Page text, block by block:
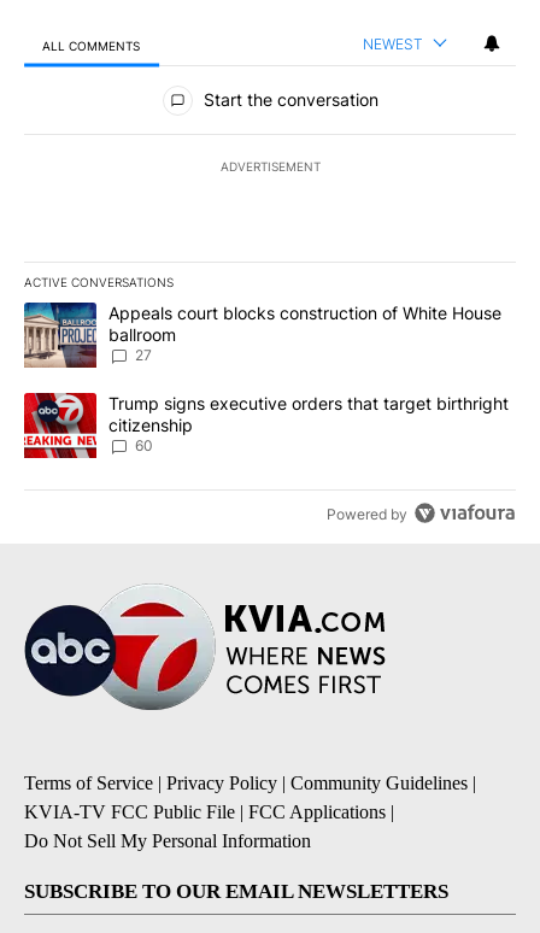
ALL COMMENTS NEWEST
All Comments
Start the conversation
ADVERTISEMENT
ACTIVE CONVERSATIONS
The following is a list of the most commented articles in the last
A trending article titled "Appeals court blocks construction of
Appeals court blocks construction of White House
ballroom
27
A trending article titled "Trump signs executive orders that
Trump signs executive orders that target birthright
citizenship
60
Powered by
Terms of Service | Privacy Policy | Community Guidelines |
KVIA-TV FCC Public File | FCC Applications |
Do Not Sell My Personal Information
SUBSCRIBE TO OUR EMAIL NEWSLETTERS